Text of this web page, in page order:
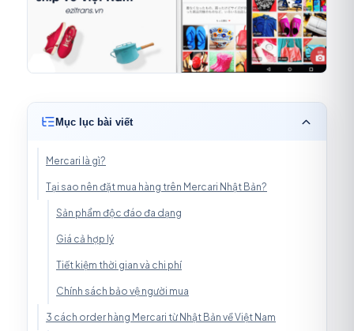
Mục lục bài viết
Mercari là gì?
Tại sao nên đặt mua hàng trên Mercari Nhật Bản?
Sản phẩm độc đáo đa dạng
Giá cả hợp lý
Tiết kiệm thời gian và chi phí
Chính sách bảo vệ người mua
3 cách order hàng Mercari từ Nhật Bản về Việt Nam